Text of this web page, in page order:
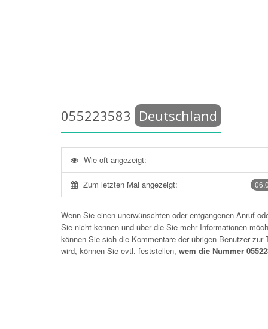
055223583 Deutschland
Wie oft angezeigt:
Zum letzten Mal angezeigt:
Wenn Sie einen unerwünschten oder entgangenen Anruf
Sie nicht kennen und über die Sie mehr Informationen
können Sie sich die Kommentare der übrigen Benutzer zur
wird, können Sie evtl. feststellen, wem die Nummer